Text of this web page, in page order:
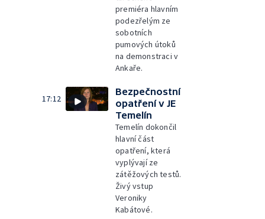
premiéra hlavním
podezřelým ze
sobotních
pumových útoků
na demonstraci v
Ankaře.
17:12
Bezpečnostní
opatření v JE
Temelín
Temelín dokončil
hlavní část
opatření, která
vyplývají ze
zátěžových testů.
Živý vstup
Veroniky
Kabátové.